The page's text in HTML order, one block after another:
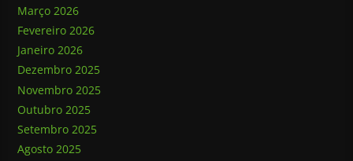
Março 2026
Fevereiro 2026
Janeiro 2026
Dezembro 2025
Novembro 2025
Outubro 2025
Setembro 2025
Agosto 2025